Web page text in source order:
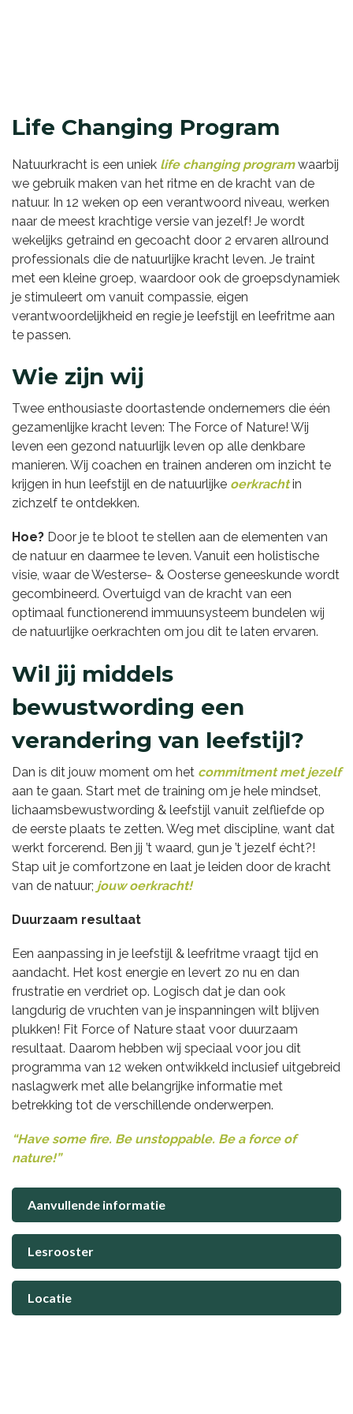
Life Changing Program
Natuurkracht is een uniek life changing programwaarbij
we gebruik maken van het ritme en de kracht van de
natuur. In 12 weken op een verantwoord niveau, werken
naar de meest krachtige versie van jezelf! Je wordt
wekelijks getraind en gecoacht door 2 ervaren allround
professionals die de natuurlijke kracht leven. Je traint
met een kleine groep, waardoor ook de groepsdynamiek
je stimuleert om vanuit compassie, eigen
verantwoordelijkheid en regie je leefstijl en leefritme aan
te passen.
Wie zijn wij
Twee enthousiaste doortastende ondernemers die één
gezamenlijke kracht leven: The Force of Nature! Wij
leven een gezond natuurlijk leven op alle denkbare
manieren. Wij coachen en trainen anderen om inzicht te
krijgen in hun leefstijl en de natuurlijke oerkrachtin
zichzelf te ontdekken.
Hoe? Door je te bloot te stellen aan de elementen van
de natuur en daarmee te leven. Vanuit een holistische
visie, waar de Westerse- & Oosterse geneeskunde wordt
gecombineerd. Overtuigd van de kracht van een
optimaal functionerend immuunsysteem bundelen wij
de natuurlijke oerkrachten om jou dit te laten ervaren.
Wil jij middels
bewustwording een
verandering van leefstijl?
Dan is dit jouw moment om het commitment met jezelf
aan te gaan. Start met de training om je hele mindset,
lichaamsbewustwording & leefstijl vanuit zelfliefde op
de eerste plaats te zetten. Weg met discipline, want dat
werkt forcerend. Ben jij ’t waard, gun je ’t jezelf écht?!
Stap uit je comfortzone en laat je leiden door de kracht
van de natuur; jouw oerkracht!
Duurzaam resultaat
Een aanpassing in je leefstijl & leefritme vraagt tijd en
aandacht. Het kost energie en levert zo nu en dan
frustratie en verdriet op. Logisch dat je dan ook
langdurig de vruchten van je inspanningen wilt blijven
plukken! Fit Force of Nature staat voor duurzaam
resultaat. Daarom hebben wij speciaal voor jou dit
programma van 12 weken ontwikkeld inclusief uitgebreid
naslagwerk met alle belangrijke informatie met
betrekking tot de verschillende onderwerpen.
“Have some fire. Be unstoppable. Be a force of
nature!”
Aanvullende informatie
Lesrooster
Locatie